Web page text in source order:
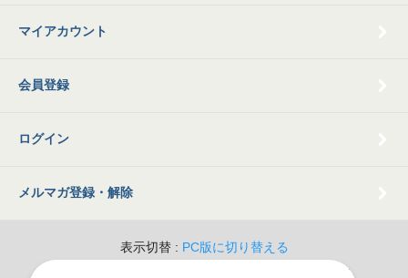
マイアカウント
会員登録
ログイン
メルマガ登録・解除
表示切替 : PC版に切り替える
© 2009 Old Books Tamatsubaki All Rights Reserved.